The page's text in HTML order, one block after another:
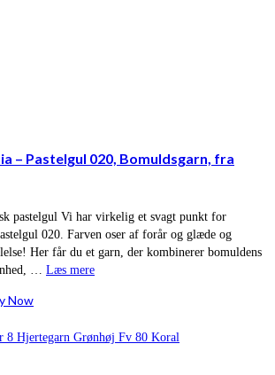
– Pastelgul 020, Bomuldsgarn, fra
pastelgul Vi har virkelig et svagt punkt for
020. Farven oser af forår og glæde og
Her får du et garn, der kombinerer bomuldens
… Læs mere
Now